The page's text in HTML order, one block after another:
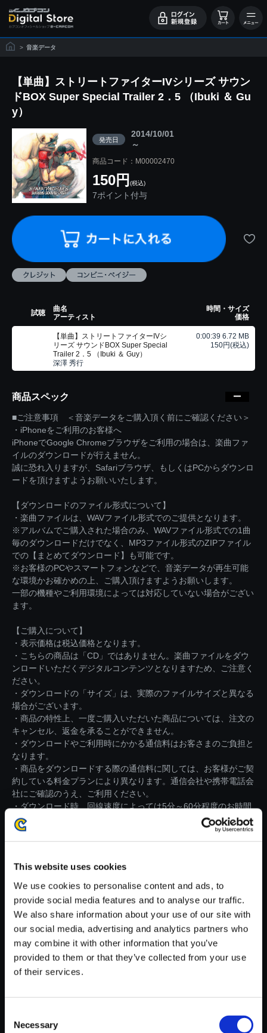
This website uses cookies
We use cookies to personalise content and ads, to
provide social media features and to analyse our traffic.
We also share information about your use of our site with
our social media, advertising and analytics partners who
may combine it with other information that you’ve
provided to them or that they’ve collected from your use
of their services.
Selection
Necessary
> 音楽データ
【単曲】ストリートファイターIVシリーズ サウン
ドBOX Super Special Trailer 2．5 （Ibuki ＆ Gu
y）
発売日
2014/10/01
～
商品コード：M00002470
150円 (税込)
7ポイント付与
試聴
曲名
アーティスト
時間・サイズ
価格
【単曲】ストリートファイターIVシ
リーズ サウンドBOX Super Special
Trailer 2．5 （Ibuki ＆ Guy）
深澤 秀行
0:00:39 6.72 MB
150円(税込)
商品スペック
■ご注意事項 ＜音楽データをご購入頂く前にご確認ください＞
・iPhoneをご利用のお客様へ
iPhoneでGoogle Chromeブラウザをご利用の場合は、楽曲ファ
イルのダウンロードが行えません。
誠に恐れ入りますが、Safariブラウザ、もしくはPCからダウンロ
ードを頂けますようお願いいたします。
【ダウンロードのファイル形式について】
・楽曲ファイルは、WAVファイル形式でのご提供となります。
※アルバムでご購入された場合のみ、WAVファイル形式での1曲
毎のダウンロードだけでなく、MP3ファイル形式のZIPファイル
での【まとめてダウンロード】も可能です。
※お客様のPCやスマートフォンなどで、音楽データが再生可能
な環境かお確かめの上、ご購入頂けますようお願いします。
一部の機種やご利用環境によっては対応していない場合がござい
ます。
【ご購入について】
・表示価格は税込価格となります。
・こちらの商品は「CD」ではありません。楽曲ファイルをダウ
ンロードいただくデジタルコンテンツとなりますため、ご注意く
ださい。
・ダウンロードの「サイズ」は、実際のファイルサイズと異なる
場合がございます。
・商品の特性上、一度ご購入いただいた商品については、注文の
キャンセル、返金を承ることができません。
・ダウンロードやご利用時にかかる通信料はお客さまのご負担と
なります。
・商品をダウンロードする際の通信料に関しては、お客様がご契
約している料金プランにより異なります。通信会社や携帯電話会
社にご確認のうえ、ご利用ください。
・ダウンロード時、回線速度によっては5分～60分程度のお時間
がかかる場合がございます。
※ご購入いただいたファイルのダウンロードの際には、通信環境
が安定しているWifi環境でお試しください。
【単曲】ストリートファイターI
Vシリーズ サウンドBOX Super
Special Trailer 2．5 （Ibuki ＆
150円(税込)